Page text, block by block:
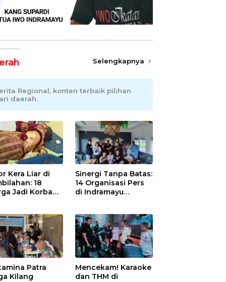
Selengkapnya
Regional, konten terbaik pilihan
daerah.
Kera Liar di
18
Jadi Korban
Sinergi Tanpa Batas:
14 Organisasi Pers
di Indramayu
FKJI
Patra
Kilang
Mencekam! Karaoke
dan THM di